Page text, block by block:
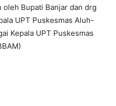
oleh Bupati Banjar dan drg
UPT Puskesmas Aluh-
Kepala UPT Puskesmas